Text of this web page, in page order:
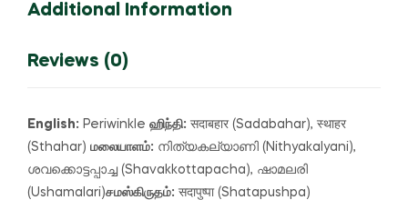
Additional Information
Reviews (0)
English: Periwinkle ஹிந்தி: सदाबहार (Sadabahar), स्थाहर
(Sthahar) மலையாளம்: നിത്യകല്യാണി (Nithyakalyani),
ശവക്കൊട്ടപ്പാച്ച (Shavakkottapacha), ഷാമലരി
(Ushamalari)சமஸ்கிருதம்: सदापुष्पा (Shatapushpa)